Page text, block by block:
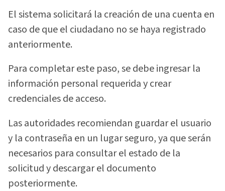
El sistema solicitará la creación de una cuenta en
caso de que el ciudadano no se haya registrado
anteriormente.
Para completar este paso, se debe ingresar la
información personal requerida y crear
credenciales de acceso.
Las autoridades recomiendan guardar el usuario
y la contraseña en un lugar seguro, ya que serán
necesarios para consultar el estado de la
solicitud y descargar el documento
posteriormente.